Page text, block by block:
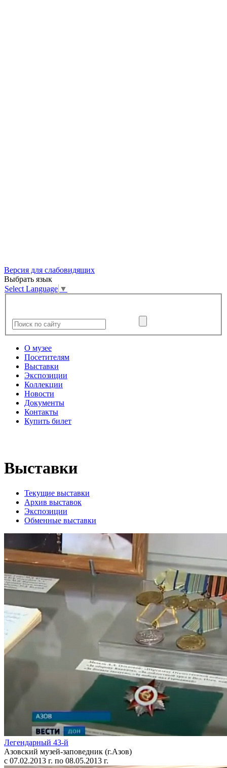
Версия для слабовидящих
Выбрать язык
Select Language ▼
О музее
Посетителям
Выставки
Экспозиции
Коллекции
Новости
Документы
Контакты
Купить билет
Выставки
Текущие выставки
Архив выставок
Экспозиции
Обменные выставки
Легендарный 43-й
Азовский музей-заповедник (г.Азов)
с 07.02.2013 г. по 08.05.2013 г.